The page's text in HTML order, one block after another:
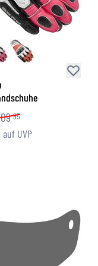
PROTEKTOREN
OBERKÖRPERSCHUTZ
UNTERKÖRPERSCHUTZ
MOTOCROSS
95
UVP